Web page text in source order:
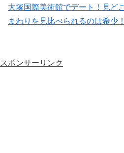
大塚国際美術館でデート！見ど
まわりを見比べられるのは希少！
スポンサーリンク